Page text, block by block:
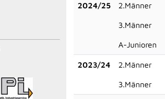
2024/25 2.Männer
3.Männer
A-Junioren
2023/24 2.Männer
3.Männer